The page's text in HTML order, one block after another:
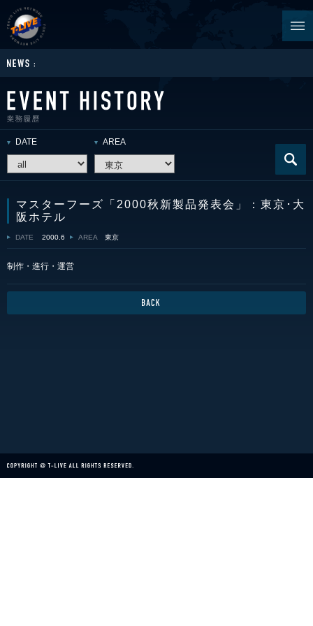
DATE AREA
マスターフーズ「2000秋新製品発表会」：東京･大
阪ホテル
DATE 2000.6 AREA 東京
制作・進行・運営